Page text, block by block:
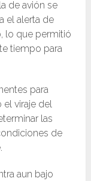
de avión se
el alerta de
lo que permitió
tiempo para
para
viraje del
las
de
aun bajo